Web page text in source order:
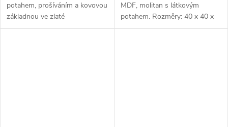
potahem, prošíváním a kovovou
základnou ve zlaté
barvě. Rozměry: 51 x 51 x 31
MDF, molitan s látkovým
potahem. Rozměry: 40 x 40 x
40 cm (h x š x v).